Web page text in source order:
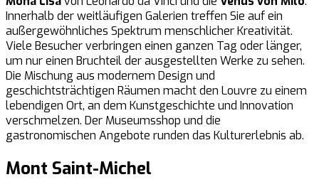
Innerhalb der weitläufigen Galerien treffen Sie auf ein
außergewöhnliches Spektrum menschlicher Kreativität.
Viele Besucher verbringen einen ganzen Tag oder länger,
um nur einen Bruchteil der ausgestellten Werke zu sehen.
Die Mischung aus modernem Design und
geschichtsträchtigen Räumen macht den Louvre zu einem
lebendigen Ort, an dem Kunstgeschichte und Innovation
verschmelzen. Der Museumsshop und die
gastronomischen Angebote runden das Kulturerlebnis ab.
Mont Saint-Michel